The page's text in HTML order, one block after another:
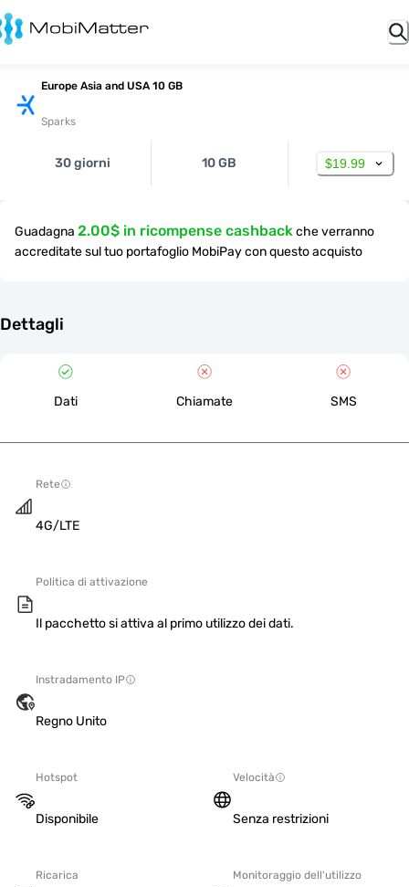
Europe Asia and USA 10 GB
Sparks
30 giorni 10 GB $19.99
Guadagna 2.00$ in ricompense cashbackche verranno
accreditate sul tuo portafoglio MobiPay con questo acquisto
Dettagli
Dati Chiamate SMS
Rete
4G/LTE
Politica di attivazione
Il pacchetto si attiva al primo utilizzo dei dati.
Instradamento IP
Regno Unito
Hotspot
Disponibile
Velocità
Senza restrizioni
Ricarica Monitoraggio dell'utilizzo